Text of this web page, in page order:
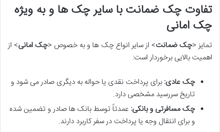
تفاوت چک ضمانت با سایر چک ها و به ویژه
چک امانی
تمایز <چک ضمانت> از سایر انواع چک ها و به خصوص <چک امانی> از
اهمیت بالایی برخوردار است:
چک عادی: برای پرداخت نقدی یا حواله به دیگری صادر می شود و
تاریخ سررسید مشخصی دارد.
چک مسافرتی و بانکی: عمدتاً توسط بانک ها صادر و تضمین شده
و برای انتقال وجه یا پرداخت در سفر کاربرد دارند.